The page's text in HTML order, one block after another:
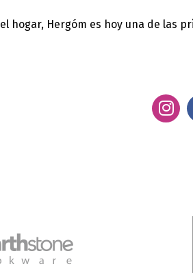
hogar, Hergóm es hoy una de las